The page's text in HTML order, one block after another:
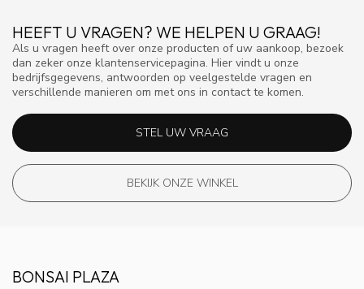
HEEFT U VRAGEN? WE HELPEN U GRAAG!
Als u vragen heeft over onze producten of uw aankoop, bezoek
dan zeker onze klantenservicepagina. Hier vindt u onze
bedrijfsgegevens, antwoorden op veelgestelde vragen en
verschillende manieren om met ons in contact te komen.
STEL UW VRAAG
BEKIJK ONZE WINKEL
BONSAI PLAZA